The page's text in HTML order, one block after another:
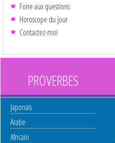
Foire aux questions
Horoscope du jour
Contactez-moi
PROVERBES
Japonais
Arabe
Africain